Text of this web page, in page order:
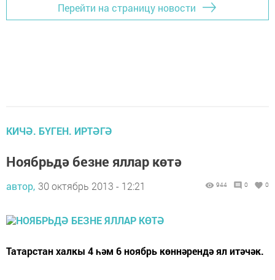
Перейти на страницу новости
КИЧӘ. БҮГЕН. ИРТӘГӘ
Ноябрьдә безне яллар көтә
автор, 30 октябрь 2013 - 12:21 944 0 0
Татарстан халкы 4 һәм 6 ноябрь көннәрендә ял итәчәк.